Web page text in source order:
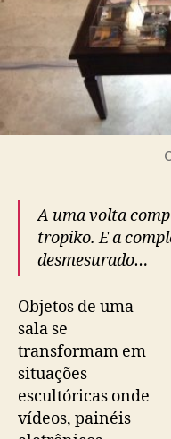
A uma volta
tropiko. E a
desmesurado…
Objetos de uma
sala se
transformam em
situações
escultóricas onde
vídeos, painéis